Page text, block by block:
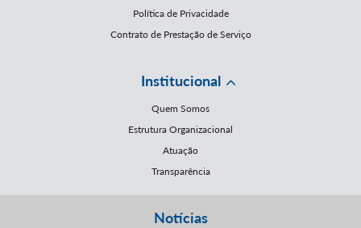
Política de Privacidade
Contrato de Prestação de Serviço
Institucional
Quem Somos
Estrutura Organizacional
Atuação
Transparência
Notícias